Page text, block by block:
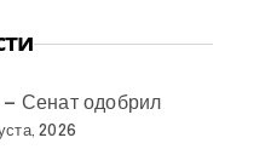
Сенат одобрил
2026